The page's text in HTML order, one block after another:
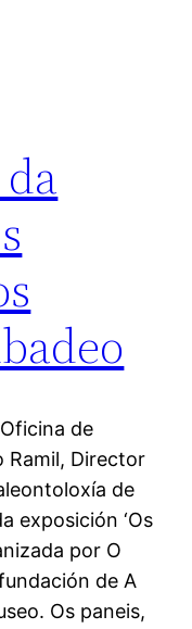
de
Ramil, Director
de
exposición ‘Os
por O
de A
Os paneis,